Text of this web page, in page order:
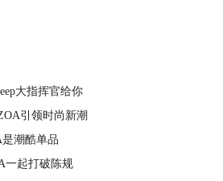
大指挥官给你
引领时尚新潮
潮酷单品
一起打破陈规